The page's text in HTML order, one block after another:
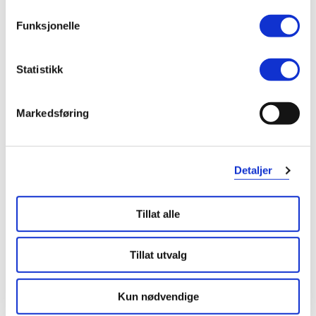
Funksjonelle
Statistikk
Markedsføring
Detaljer
Tillat alle
Tillat utvalg
Kun nødvendige